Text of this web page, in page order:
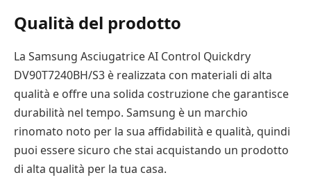
Qualità del prodotto
La Samsung Asciugatrice AI Control Quickdry
DV90T7240BH/S3 è realizzata con materiali di alta
qualità e offre una solida costruzione che garantisce
durabilità nel tempo. Samsung è un marchio
rinomato noto per la sua affidabilità e qualità, quindi
puoi essere sicuro che stai acquistando un prodotto
di alta qualità per la tua casa.